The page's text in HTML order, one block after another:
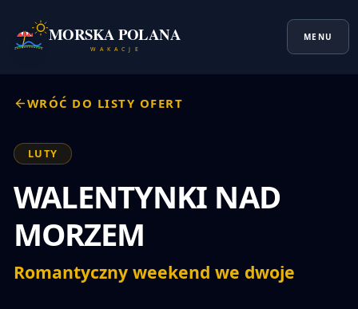
MORSKA POLANA
W A K A C J E
MENU
WRÓĆ DO LISTY OFERT
LUTY
WALENTYNKI NAD
MORZEM
Romantyczny weekend we dwoje